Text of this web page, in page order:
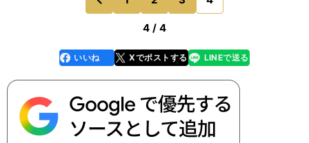
前
4 / 4
faceboo
k
いいね Xでポストする
line LINEで送る